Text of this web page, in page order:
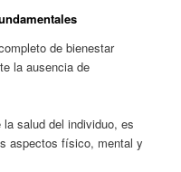
de bienestar
la ausencia de
salud del individuo, es
aspectos físico, mental y